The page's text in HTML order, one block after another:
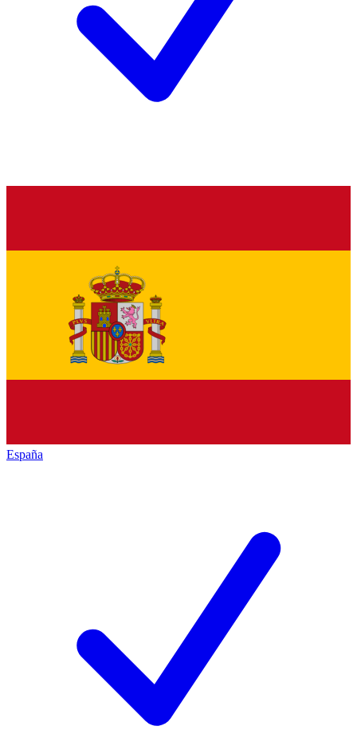
España